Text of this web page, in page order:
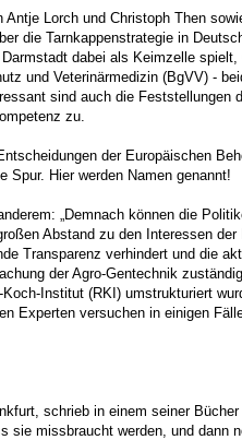
Lorch und Christoph Then
die Tarnkappenstrategie in
dabei als Keimzelle
und Veterinärmedizin (BgVV) -
sind auch die
zu.
der Europäischen
Spur. Hier werden Namen genannt!
„Demnach können die
Abstand zu den Interessen
Transparenz verhindert und die
der Agro-Gentechnik
Institut (RKI) umstrukturiert
versuchen in einigen
schrieb in einem seiner
missbraucht werden, und dann